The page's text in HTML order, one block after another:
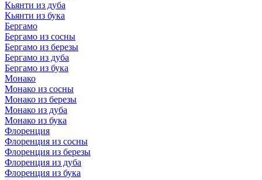
Кьянти из дуба
Кьянти из бука
Бергамо
Бергамо из сосны
Бергамо из березы
Бергамо из дуба
Бергамо из бука
Монако
Монако из сосны
Монако из березы
Монако из дуба
Монако из бука
Флоренция
Флоренция из сосны
Флоренция из березы
Флоренция из дуба
Флоренция из бука